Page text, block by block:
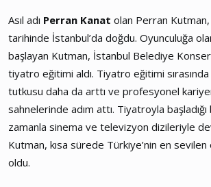
Asıl adı Perran Kanat olan Perran
tarihinde İstanbul’da doğdu. Oyunculuğa
başlayan Kutman, İstanbul Belediye
tiyatro eğitimi aldı. Tiyatro eğitimi
tutkusu daha da arttı ve profesyonel
sahnelerinde adım attı. Tiyatroyla
zamanla sinema ve televizyon dizileriyle
Kutman, kısa sürede Türkiye’nin en sevilen
oldu.